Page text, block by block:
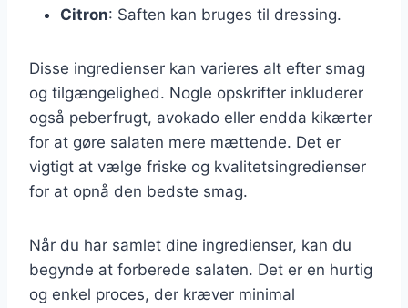
Citron: Saften kan bruges til dressing.
Disse ingredienser kan varieres alt efter smag
og tilgængelighed. Nogle opskrifter inkluderer
også peberfrugt, avokado eller endda kikærter
for at gøre salaten mere mættende. Det er
vigtigt at vælge friske og kvalitetsingredienser
for at opnå den bedste smag.
Når du har samlet dine ingredienser, kan du
begynde at forberede salaten. Det er en hurtig
og enkel proces, der kræver minimal